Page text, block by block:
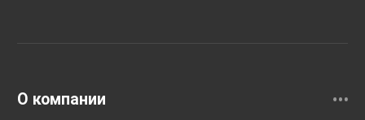
О компании